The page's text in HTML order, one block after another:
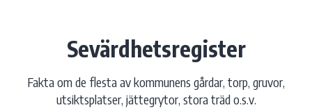
Sevärdhetsregister
Fakta om de flesta av kommunens gårdar, torp, gruvor,
utsiktsplatser, jättegrytor, stora träd o.s.v.